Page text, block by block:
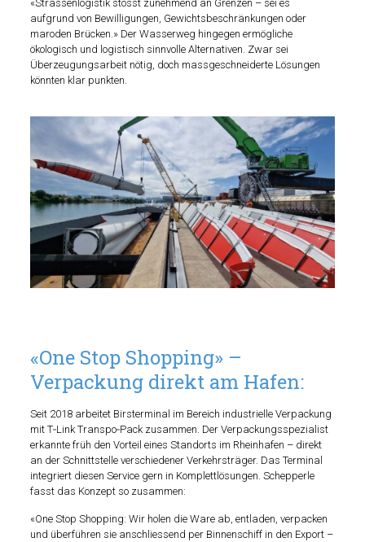
«Strassenlogistik stösst zunehmend an Grenzen – sei es
aufgrund von Bewilligungen, Gewichtsbeschränkungen oder
maroden Brücken.» Der Wasserweg hingegen ermögliche
ökologisch und logistisch sinnvolle Alternativen. Zwar sei
Überzeugungsarbeit nötig, doch massgeschneiderte Lösungen
könnten klar punkten.
«One Stop Shopping» –
Verpackung direkt am Hafen:
Seit 2018 arbeitet Birsterminal im Bereich industrielle Verpackung
mit T‑Link Transpo‑Pack zusammen. Der Verpackungsspezialist
erkannte früh den Vorteil eines Standorts im Rheinhafen – direkt
an der Schnittstelle verschiedener Verkehrsträger. Das Terminal
integriert diesen Service gern in Komplettlösungen. Schepperle
fasst das Konzept so zusammen:
«One Stop Shopping: Wir holen die Ware ab, entladen, verpacken
und überführen sie anschliessend per Binnenschiff in den Export –